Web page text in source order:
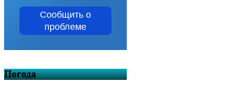
Сообщить о
проблеме
Погода